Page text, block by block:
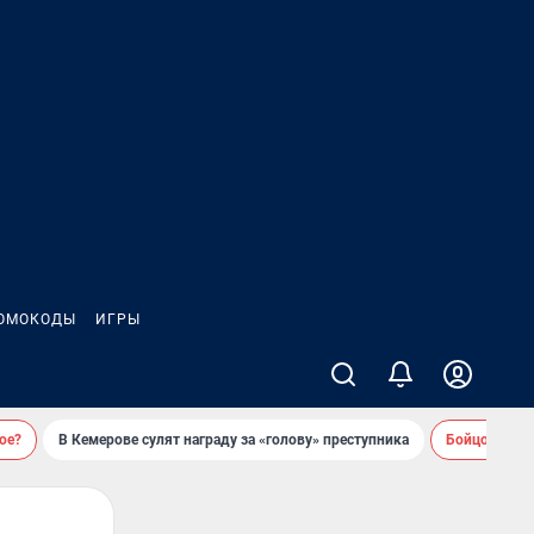
ИГРЫ
В Кемерове сулят награду за «голову» преступника Бойцовский